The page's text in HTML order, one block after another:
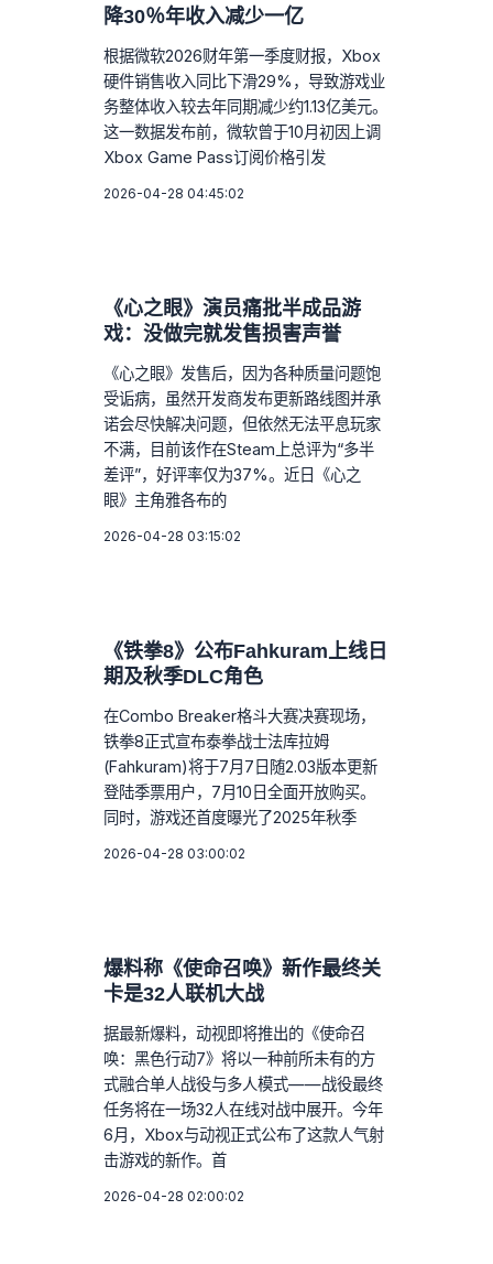
降30％年收入减少一亿
根据微软2026财年第一季度财报，Xbox
硬件销售收入同比下滑29%，导致游戏业
务整体收入较去年同期减少约1.13亿美元。
这一数据发布前，微软曾于10月初因上调
Xbox Game Pass订阅价格引发
2026-04-28 04:45:02
《心之眼》演员痛批半成品游
戏：没做完就发售损害声誉
《心之眼》发售后，因为各种质量问题饱
受诟病，虽然开发商发布更新路线图并承
诺会尽快解决问题，但依然无法平息玩家
不满，目前该作在Steam上总评为“多半
差评”，好评率仅为37%。近日《心之
眼》主角雅各布的
2026-04-28 03:15:02
《铁拳8》公布Fahkuram上线日
期及秋季DLC角色
在Combo Breaker格斗大赛决赛现场，
铁拳8正式宣布泰拳战士法库拉姆
(Fahkuram)将于7月7日随2.03版本更新
登陆季票用户，7月10日全面开放购买。
同时，游戏还首度曝光了2025年秋季
2026-04-28 03:00:02
爆料称《使命召唤》新作最终关
卡是32人联机大战
据最新爆料，动视即将推出的《使命召
唤：黑色行动7》将以一种前所未有的方
式融合单人战役与多人模式——战役最终
任务将在一场32人在线对战中展开。今年
6月，Xbox与动视正式公布了这款人气射
击游戏的新作。首
2026-04-28 02:00:02